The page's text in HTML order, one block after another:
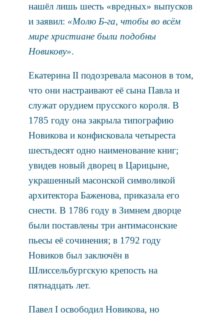
нашёл лишь шесть «вредных» выпусков
и заявил: «Молю Б-га, чтобы во всём
мире христиане были подобны
Новикову».
Екатерина II подозревала масонов в том,
что они настраивают её сына Павла и
служат орудием прусского короля. В
1785 году она закрыла типографию
Новикова и конфисковала четыреста
шестьдесят одно наименование книг;
увидев новый дворец в Царицыне,
украшенный масонской символикой
архитектора Баженова, приказала его
снести. В 1786 году в Зимнем дворце
были поставлены три антимасонские
пьесы её сочинения; в 1792 году
Новиков был заключён в
Шлиссельбургскую крепость на
пятнадцать лет.
Павел I освободил Новикова, но